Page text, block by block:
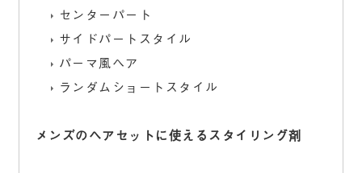
センターパート
サイドパートスタイル
パーマ風ヘア
ランダムショートスタイル
メンズのヘアセットに使えるスタイリング剤